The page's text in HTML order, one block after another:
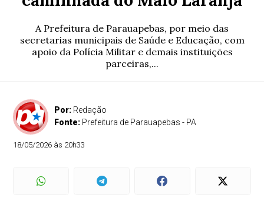
A Prefeitura de Parauapebas, por meio das
secretarias municipais de Saúde e Educação, com
apoio da Polícia Militar e demais instituições
parceiras,...
Por: Redação
Fonte: Prefeitura de Parauapebas - PA
18/05/2026 às 20h33